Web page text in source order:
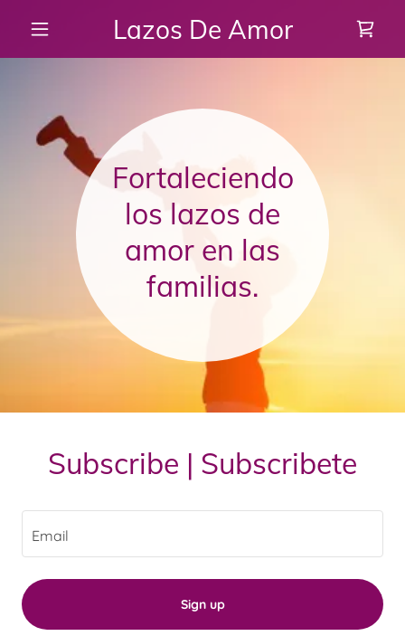
Lazos De Amor
Fortaleciendo
los lazos de
amor en las
familias.
Subscribe | Subscribete
Email
Sign up